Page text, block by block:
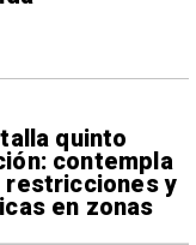
quinto
contempla
restricciones y
en zonas